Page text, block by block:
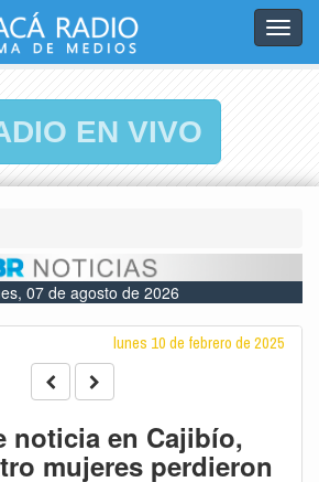
EN VIVO
07 de agosto de 2026
lunes 10 de febrero de 2025
noticia en Cajibío,
mujeres perdieron